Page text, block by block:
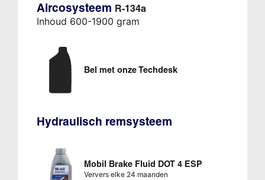
Aircosysteem R-134a
Inhoud 600-1900 gram
Bel met onze Techdesk
Hydraulisch remsysteem
Mobil Brake Fluid DOT 4 ESP
Ververs elke 24 maanden